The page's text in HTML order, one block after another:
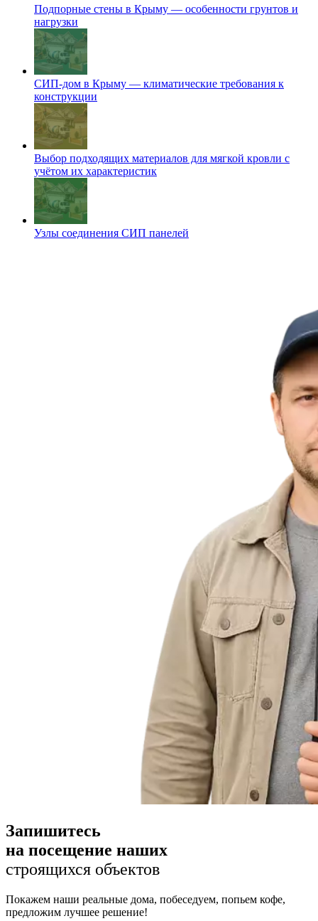
Подпорные стены в Крыму — особенности грунтов и
нагрузки
СИП-дом в Крыму — климатические требования к
конструкции
Выбор подходящих материалов для мягкой кровли с
учётом их характеристик
Узлы соединения СИП панелей
Запишитесь
на посещение наших
строящихся объектов
Покажем наши реальные дома, побеседуем, попьем кофе,
предложим лучшее решение!